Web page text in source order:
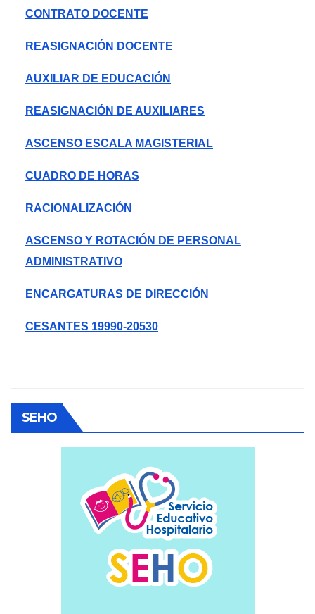
CONTRATO DOCENTE
REASIGNACIÓN DOCENTE
AUXILIAR DE EDUCACIÓN
REASIGNACIÓN DE AUXILIARES
ASCENSO ESCALA MAGISTERIAL
CUADRO DE HORAS
RACIONALIZACIÓN
ASCENSO Y ROTACIÓN DE PERSONAL
ADMINISTRATIVO
ENCARGATURAS DE DIRECCIÓN
CESANTES 19990-20530
SEHO